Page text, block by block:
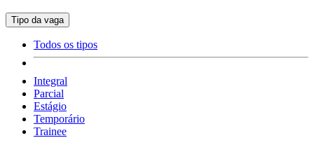
Tipo da vaga
Todos os tipos
Integral
Parcial
Estágio
Temporário
Trainee